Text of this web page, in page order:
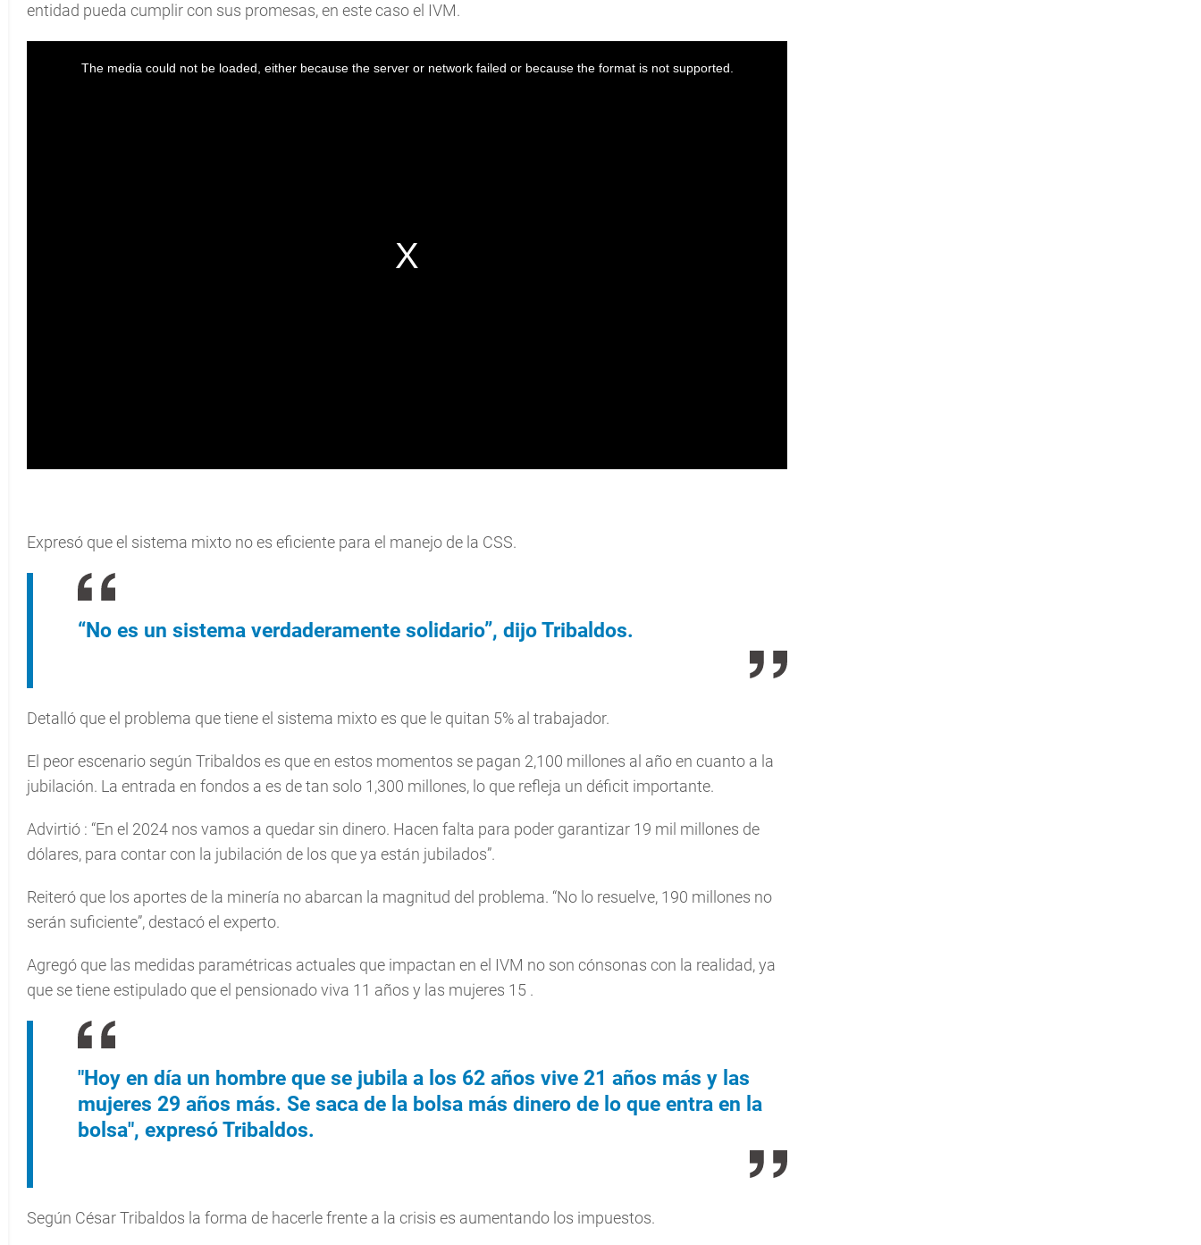
entidad pueda cumplir con sus promesas, en este caso el IVM.
Expresó que el sistema mixto no es eficiente para el manejo de la CSS.
“No es un sistema verdaderamente solidario”, dijo Tribaldos.
Detalló que el problema que tiene el sistema mixto es que le quitan 5% al trabajador.
El peor escenario según Tribaldos es que en estos momentos se pagan 2,100 millones al año en cuanto a la
jubilación. La entrada en fondos a es de tan solo 1,300 millones, lo que refleja un déficit importante.
Advirtió : “En el 2024 nos vamos a quedar sin dinero. Hacen falta para poder garantizar 19 mil millones de
dólares, para contar con la jubilación de los que ya están jubilados”.
Reiteró que los aportes de la minería no abarcan la magnitud del problema. “No lo resuelve, 190 millones no
serán suficiente”, destacó el experto.
Agregó que las medidas paramétricas actuales que impactan en el IVM no son cónsonas con la realidad, ya
que se tiene estipulado que el pensionado viva 11 años y las mujeres 15 .
"Hoy en día un hombre que se jubila a los 62 años vive 21 años más y las
mujeres 29 años más. Se saca de la bolsa más dinero de lo que entra en la
bolsa", expresó Tribaldos.
Según César Tribaldos la forma de hacerle frente a la crisis es aumentando los impuestos.